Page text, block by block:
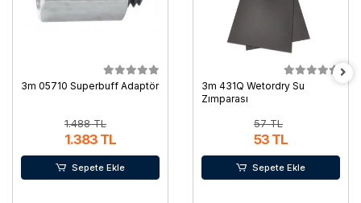
3m 05710 Superbuff Adaptör
1.488 TL
1.383 TL
Sepete Ekle
3m 431Q Wetordry Su
Zımparası
57 TL
53 TL
Sepete Ekle